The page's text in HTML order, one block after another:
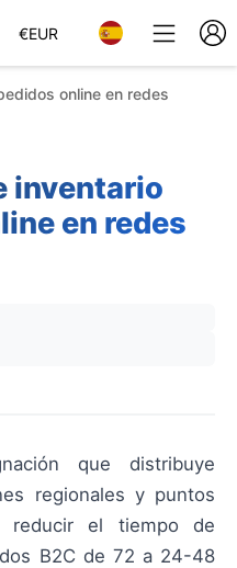
€EUR
online en redes
inventario
en redes
que distribuye
regionales y puntos
reducir el tiempo de
B2C de 72 a 24-48